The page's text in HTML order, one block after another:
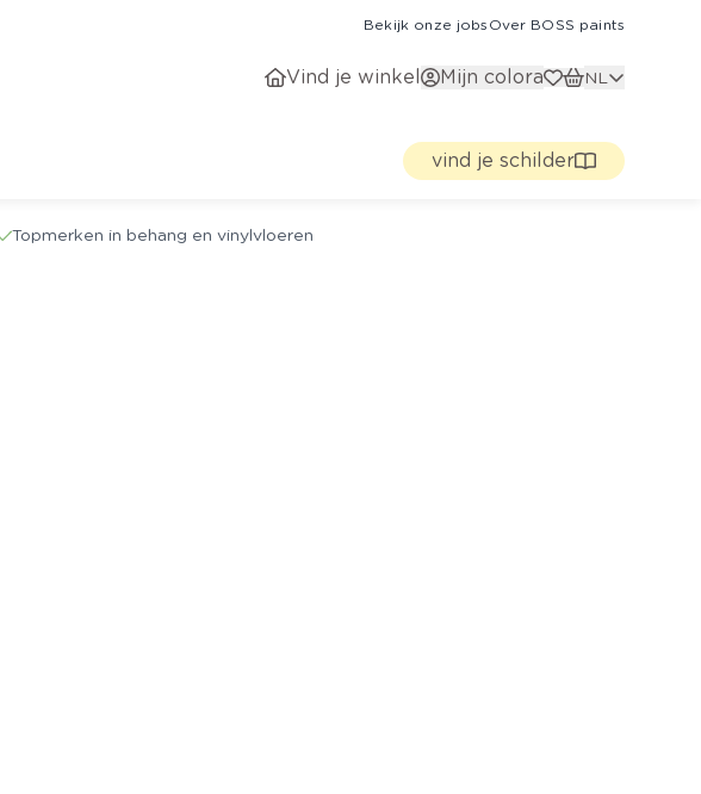
Bekijk onze jobs Over BOSS paints
Vind je winkel Mijn colora NL
vind je schilder
Topmerken in behang en vinylvloeren